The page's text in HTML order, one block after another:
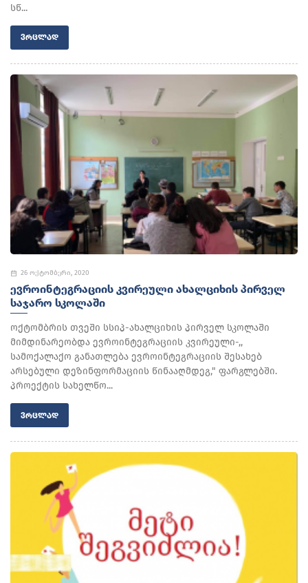
სწ...
ᲕᲠᲪᲚᲐᲓ
26 ოქტომბერი, 2020
ᲔᲕᲠᲝᲘᲜᲢᲔᲒᲠᲐᲪᲘᲘᲡ ᲙᲕᲘᲠᲔᲣᲚᲘ ᲐᲮᲐᲚᲪᲘᲮᲘᲡ ᲞᲘᲠᲕᲔᲚ
ᲡᲐᲯᲐᲠᲝ ᲡᲙᲝᲚᲐᲨᲘ
ოქტომბრის თვეში სსიპ-ახალციხის პირველ სკოლაში
მიმდინარეობდა ევროინტეგრაციის კვირეული-,,
სამოქალაქო განათლება ევროინტეგრაციის შესახებ
არსებული დეზინფორმაციის წინააღმდეგ," ფარგლებში.
პროექტის სახელწო...
ᲕᲠᲪᲚᲐᲓ